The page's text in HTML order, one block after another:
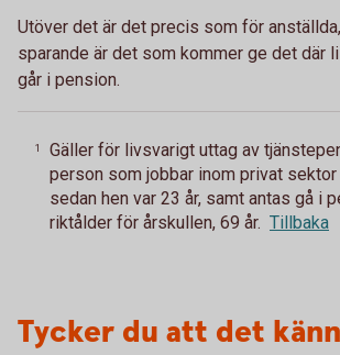
Utöver det är det precis som för
sparande är det som kommer ge det där
går i pension.
1
Gäller för livsvarigt uttag av
person som jobbar inom privat sektor
sedan hen var 23 år, samt antas gå i
riktålder för årskullen, 69 år. Tillbaka
Tycker du att det